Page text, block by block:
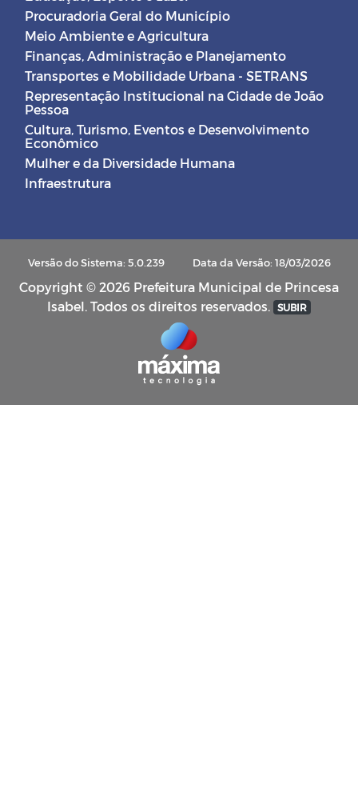
Procuradoria Geral do Município
Meio Ambiente e Agricultura
Finanças, Administração e Planejamento
Transportes e Mobilidade Urbana - SETRANS
Representação Institucional na Cidade de João
Pessoa
Cultura, Turismo, Eventos e Desenvolvimento
Econômico
Mulher e da Diversidade Humana
Infraestrutura
Versão do Sistema: 5.0.239 Data da Versão: 18/03/2026
Copyright © 2026 Prefeitura Municipal de Princesa
Isabel. Todos os direitos reservados. SUBIR